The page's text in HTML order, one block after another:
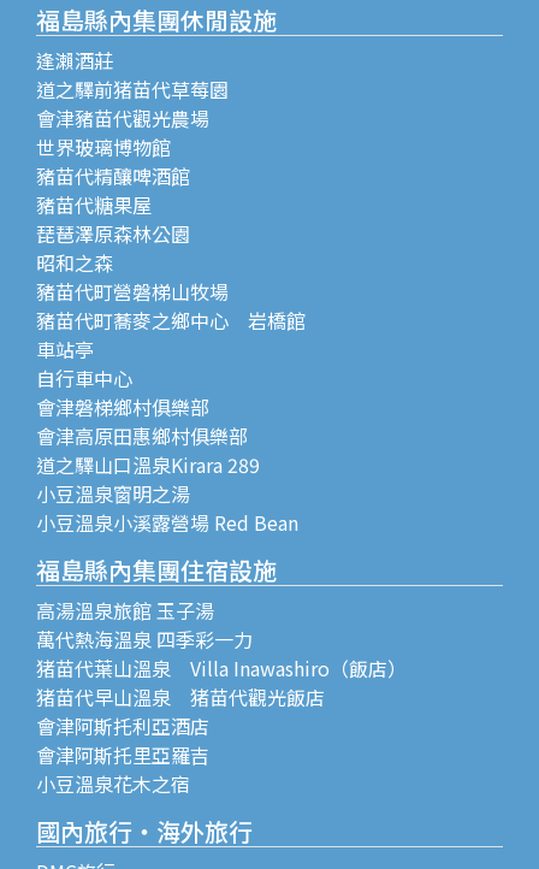
福島縣內集團休閒設施
逢瀨酒莊
道之驛前猪苗代草莓園
會津豬苗代觀光農場
世界玻璃博物館
豬苗代精釀啤酒館
豬苗代糖果屋
琵琶澤原森林公園
昭和之森
豬苗代町營磐梯山牧場
豬苗代町蕎麥之鄉中心 岩橋館
車站亭
自行車中心
會津磐梯鄉村俱樂部
會津高原田惠鄉村俱樂部
道之驛山口溫泉Kirara 289
小豆溫泉窗明之湯
小豆溫泉小溪露營場 Red Bean
福島縣內集團住宿設施
高湯溫泉旅館 玉子湯
萬代熱海溫泉 四季彩一力
猪苗代葉山溫泉 Villa Inawashiro（飯店）
猪苗代早山溫泉 猪苗代觀光飯店
會津阿斯托利亞酒店
會津阿斯托里亞羅吉
小豆溫泉花木之宿
國內旅行・海外旅行